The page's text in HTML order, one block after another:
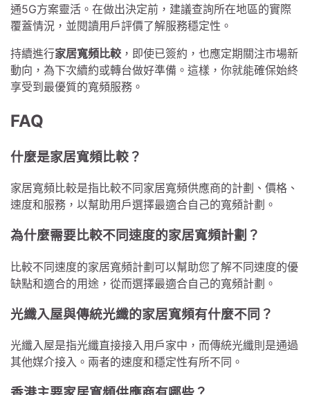
通5G方案靈活。在做出決定前，建議查詢所在地區的實際
覆蓋情況，並閱讀用戶評價了解服務穩定性。
持續進行家居寬頻比較 ，即使已簽約，也應定期關注市場新
動向，為下次續約或轉台做好準備。這樣，你就能確保始終
享受到最優質的寬頻服務。
FAQ
什麼是家居寬頻比較？
家居寬頻比較是指比較不同家居寬頻供應商的計劃、價格、
速度和服務，以幫助用戶選擇最適合自己的寬頻計劃。
為什麼需要比較不同速度的家居寬頻計劃？
比較不同速度的家居寬頻計劃可以幫助您了解不同速度的優
缺點和適合的用途，從而選擇最適合自己的寬頻計劃。
光纖入屋與傳統光纖的家居寬頻有什麼不同？
光纖入屋是指光纖直接接入用戶家中，而傳統光纖則是通過
其他媒介接入。兩者的速度和穩定性有所不同。